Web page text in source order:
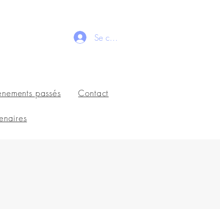
Se connecter
passés Contact